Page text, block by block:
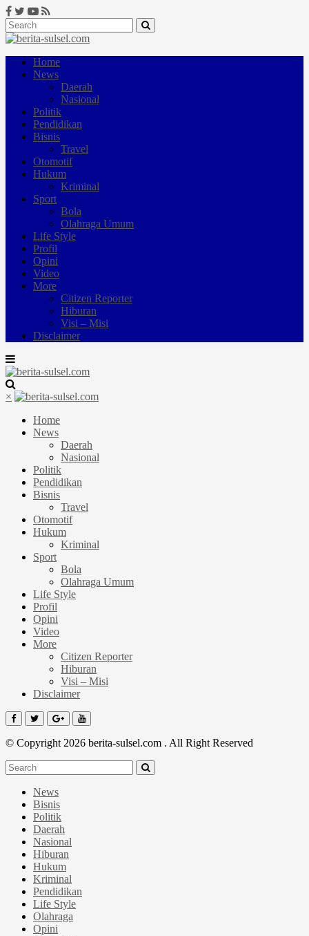
Home
News
Daerah
Nasional
Politik
Pendidikan
Bisnis
Travel
Otomotif
Hukum
Kriminal
Sport
Bola
Olahraga Umum
Life Style
Profil
Opini
Video
More
Citizen Reporter
Hiburan
Visi – Misi
Disclaimer
×
Home
News
Daerah
Nasional
Politik
Pendidikan
Bisnis
Travel
Otomotif
Hukum
Kriminal
Sport
Bola
Olahraga Umum
Life Style
Profil
Opini
Video
More
Citizen Reporter
Hiburan
Visi – Misi
Disclaimer
© Copyright 2026 berita-sulsel.com . All Right Reserved
News
Bisnis
Politik
Daerah
Nasional
Hiburan
Hukum
Kriminal
Pendidikan
Life Style
Olahraga
Opini